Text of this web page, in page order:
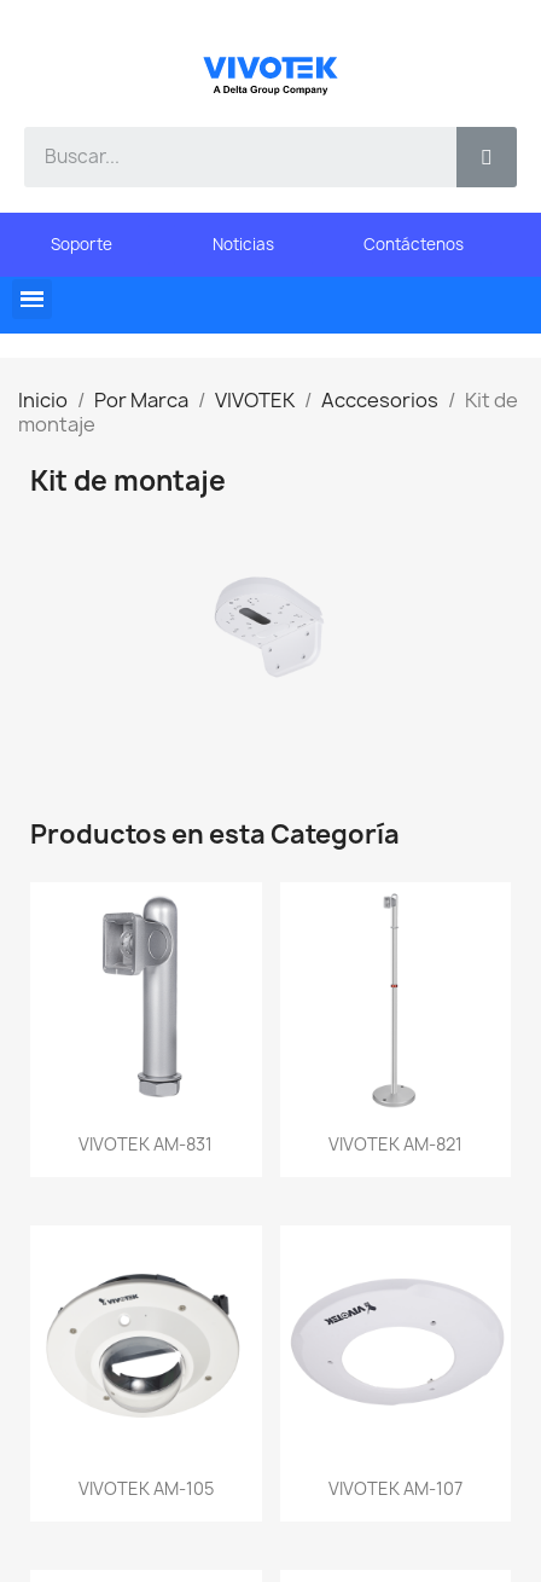
Soporte Noticias Contáctenos
Inicio Por Marca VIVOTEK Acccesorios
Kit de
montaje
Kit de montaje
Productos en esta Categoría
VIVOTEK AM-831 VIVOTEK AM-821
VIVOTEK AM-105 VIVOTEK AM-107